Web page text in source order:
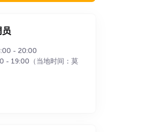
员
- 20:00
- 19:00（当地时间：莫